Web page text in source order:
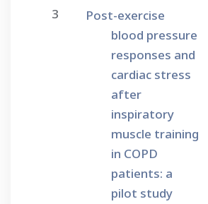
3
Post-exercise
blood pressure
responses and
cardiac stress
after
inspiratory
muscle training
in COPD
patients: a
pilot study